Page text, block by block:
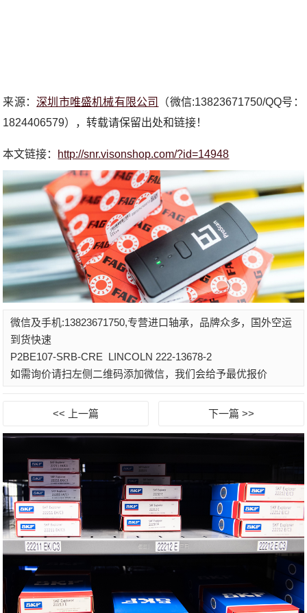
来源：深圳市唯盛机械有限公司
（微信:13823671750/QQ号：
1824406579），转载请保留出处和链接！
本文链接： http://snr.visonshop.com/?id=14948
微信及手机:13823671750,专营进口轴承，品牌众多，国外空运
到货快速
P2BE107-SRB-CRE LINCOLN 222-13678-2
如需询价请扫左侧二维码添加微信，我们会给予最优报价
<< 上一篇 下一篇 >>